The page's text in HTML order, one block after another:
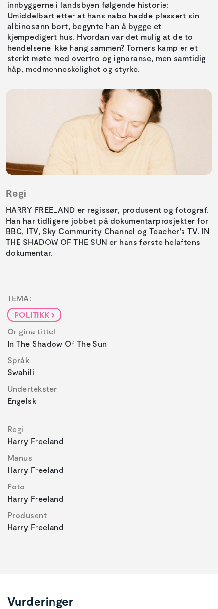
innbyggerne i landsbyen følgende historie:
Umiddelbart etter at hans nabo hadde plassert sin
albinosønn bort, begynte han å bygge et
kjempedigert hus. Hvordan var det mulig at de to
hendelsene ikke hang sammen? Torners kamp er et
sterkt møte med overtro og ignoranse, men samtidig
håp, medmenneskelighet og styrke.
Regi
HARRY FREELAND er regissør, produsent og fotograf.
Han har tidligere jobbet på dokumentarprosjekter for
BBC, ITV, Sky Community Channel og Teacher's TV. IN
THE SHADOW OF THE SUN er hans første helaftens
dokumentar.
TEMA:
POLITIKK
Originaltittel
In The Shadow Of The Sun
Språk
Swahili
Undertekster
Engelsk
Regi
Harry Freeland
Manus
Harry Freeland
Foto
Harry Freeland
Produsent
Harry Freeland
Vurderinger